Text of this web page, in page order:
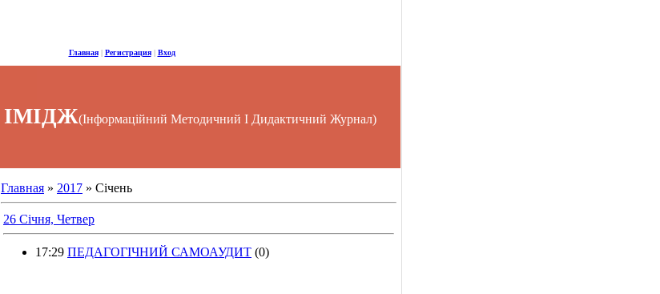
Главная| Регистрация| Вход
ІМІДЖ(Інформаційний Методичний І Дидактичний Журнал)
Главная » 2017 » Січень
26 Січня, Четвер
17:29 ПЕДАГОГІЧНИЙ САМОАУДИТ (0)